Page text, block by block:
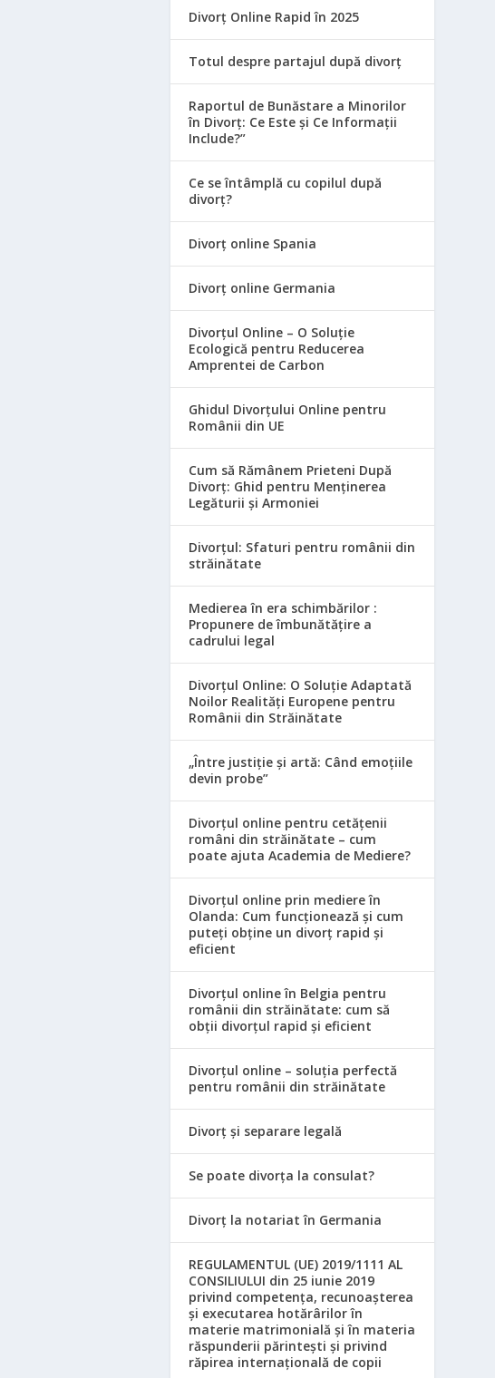
Divorț Online Rapid în 2025
Totul despre partajul după divorț
Raportul de Bunăstare a Minorilor
în Divorț: Ce Este și Ce Informații
Include?”
Ce se întâmplă cu copilul după
divorț?
Divorț online Spania
Divorț online Germania
Divorțul Online – O Soluție
Ecologică pentru Reducerea
Amprentei de Carbon
Ghidul Divorțului Online pentru
Românii din UE
Cum să Rămânem Prieteni După
Divorț: Ghid pentru Menținerea
Legăturii și Armoniei
Divorțul: Sfaturi pentru românii din
străinătate
Medierea în era schimbărilor :
Propunere de îmbunătățire a
cadrului legal
Divorțul Online: O Soluție Adaptată
Noilor Realități Europene pentru
Românii din Străinătate
„Între justiție și artă: Când emoțiile
devin probe”
Divorțul online pentru cetățenii
români din străinătate – cum
poate ajuta Academia de Mediere?
Divorțul online prin mediere în
Olanda: Cum funcționează și cum
puteți obține un divorț rapid și
eficient
Divorțul online în Belgia pentru
românii din străinătate: cum să
obții divorțul rapid și eficient
Divorțul online – soluția perfectă
pentru românii din străinătate
Divorț și separare legală
Se poate divorța la consulat?
Divorț la notariat în Germania
REGULAMENTUL (UE) 2019/1111 AL
CONSILIULUI din 25 iunie 2019
privind competența, recunoașterea
și executarea hotărârilor în
materie matrimonială și în materia
răspunderii părintești și privind
răpirea internațională de copii